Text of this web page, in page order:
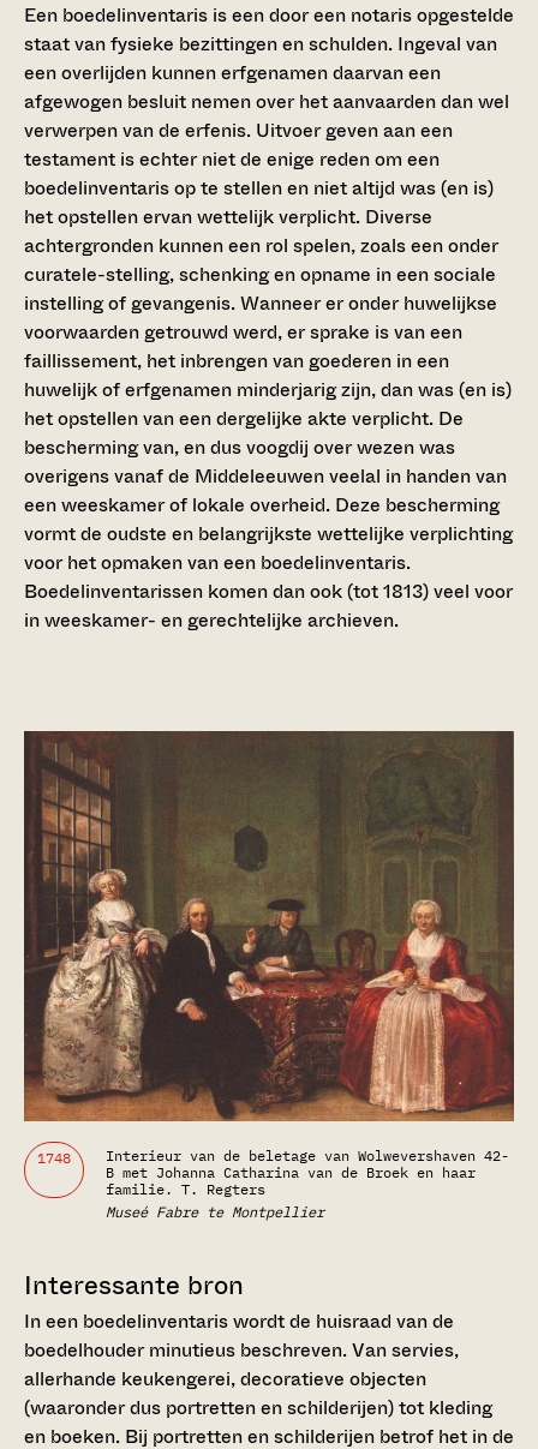
Een boedelinventaris is een door een notaris opgestelde
staat van fysieke bezittingen en schulden. Ingeval van
een overlijden kunnen erfgenamen daarvan een
afgewogen besluit nemen over het aanvaarden dan wel
verwerpen van de erfenis. Uitvoer geven aan een
testament is echter niet de enige reden om een
boedelinventaris op te stellen en niet altijd was (en is)
het opstellen ervan wettelijk verplicht. Diverse
achtergronden kunnen een rol spelen, zoals een onder
curatele-stelling, schenking en opname in een sociale
instelling of gevangenis. Wanneer er onder huwelijkse
voorwaarden getrouwd werd, er sprake is van een
faillissement, het inbrengen van goederen in een
huwelijk of erfgenamen minderjarig zijn, dan was (en is)
het opstellen van een dergelijke akte verplicht. De
bescherming van, en dus voogdij over wezen was
overigens vanaf de Middeleeuwen veelal in handen van
een weeskamer of lokale overheid. Deze bescherming
vormt de oudste en belangrijkste wettelijke verplichting
voor het opmaken van een boedelinventaris.
Boedelinventarissen komen dan ook (tot 1813) veel voor
in weeskamer- en gerechtelijke archieven.
Interessante bron
In een boedelinventaris wordt de huisraad van de
boedelhouder minutieus beschreven. Van servies,
allerhande keukengerei, decoratieve objecten
(waaronder dus portretten en schilderijen) tot kleding
en boeken. Bij portretten en schilderijen betrof het in de
Interieur van de beletage van Wolwevershaven 42-
B met Johanna Catharina van de Broek en haar
familie. T. Regters
Museé Fabre te Montpellier
1748